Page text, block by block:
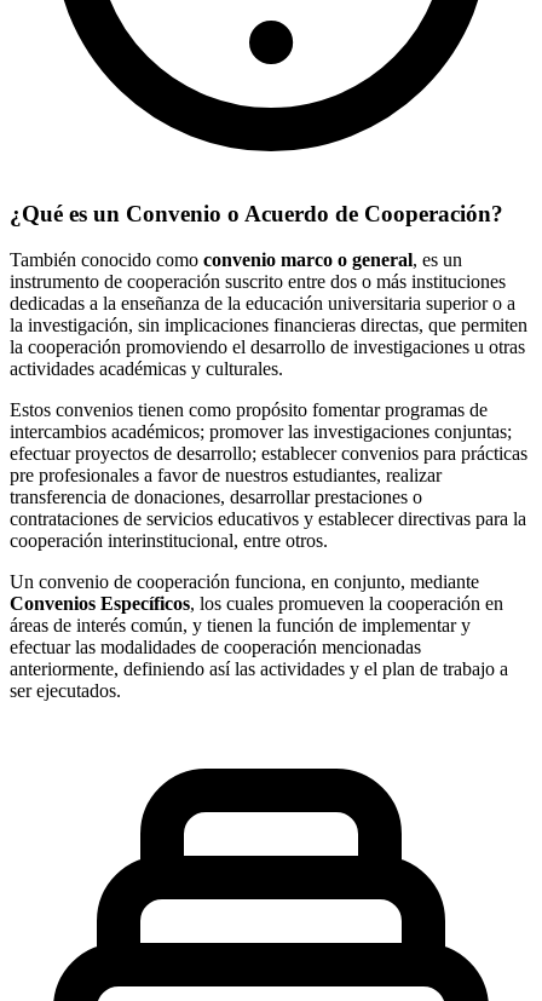
¿Qué es un Convenio o Acuerdo de Cooperación?
También conocido como convenio marco o general, es un
instrumento de cooperación suscrito entre dos o más instituciones
dedicadas a la enseñanza de la educación universitaria superior o a
la investigación, sin implicaciones financieras directas, que permiten
la cooperación promoviendo el desarrollo de investigaciones u otras
actividades académicas y culturales.
Estos convenios tienen como propósito fomentar programas de
intercambios académicos; promover las investigaciones conjuntas;
efectuar proyectos de desarrollo; establecer convenios para prácticas
pre profesionales a favor de nuestros estudiantes, realizar
transferencia de donaciones, desarrollar prestaciones o
contrataciones de servicios educativos y establecer directivas para la
cooperación interinstitucional, entre otros.
Un convenio de cooperación funciona, en conjunto, mediante
Convenios Específicos, los cuales promueven la cooperación en
áreas de interés común, y tienen la función de implementar y
efectuar las modalidades de cooperación mencionadas
anteriormente, definiendo así las actividades y el plan de trabajo a
ser ejecutados.